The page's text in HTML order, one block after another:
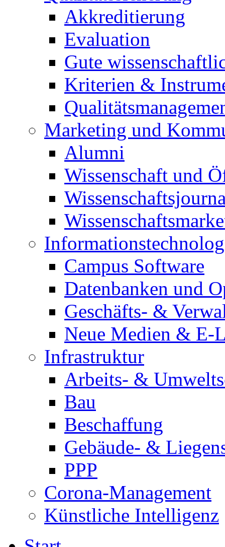
Akkreditierung
Evaluation
Gute
Kriterien &
Marketing und
Alumni
Wissenschaft und
Campus Software
Datenbanken und
Geschäfts- &
Neue Medien & E-
Infrastruktur
Arbeits- &
Bau
Beschaffung
Gebäude- &
PPP
Corona-Management
Künstliche Intelligenz